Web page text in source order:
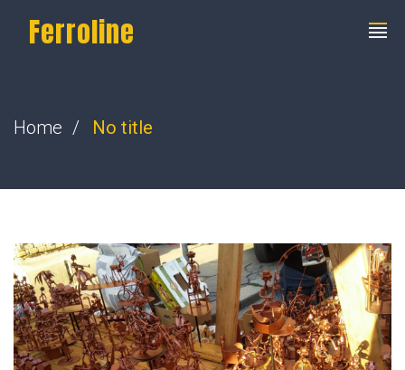
Ferroline
Home No title